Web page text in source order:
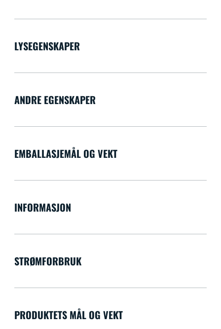
LYSEGENSKAPER
ANDRE EGENSKAPER
EMBALLASJEMÅL OG VEKT
INFORMASJON
STRØMFORBRUK
PRODUKTETS MÅL OG VEKT